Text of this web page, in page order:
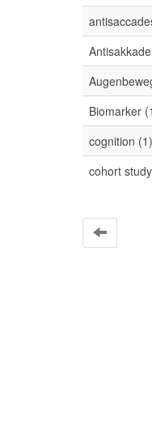
Biomarker
cognition (1)
cohort